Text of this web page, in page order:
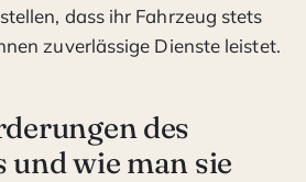
dass ihr Fahrzeug stets
zuverlässige Dienste leistet.
des
wie man sie